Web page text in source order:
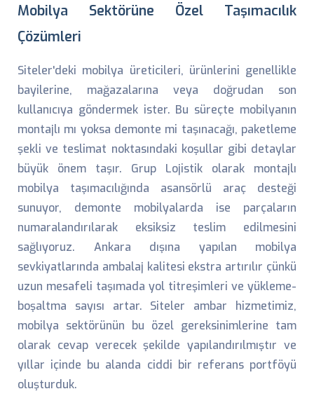
Mobilya Sektörüne Özel Taşımacılık
Çözümleri
Siteler'deki mobilya üreticileri, ürünlerini genellikle
bayilerine, mağazalarına veya doğrudan son
kullanıcıya göndermek ister. Bu süreçte mobilyanın
montajlı mı yoksa demonte mi taşınacağı, paketleme
şekli ve teslimat noktasındaki koşullar gibi detaylar
büyük önem taşır. Grup Lojistik olarak montajlı
mobilya taşımacılığında asansörlü araç desteği
sunuyor, demonte mobilyalarda ise parçaların
numaralandırılarak eksiksiz teslim edilmesini
sağlıyoruz. Ankara dışına yapılan mobilya
sevkiyatlarında ambalaj kalitesi ekstra artırılır çünkü
uzun mesafeli taşımada yol titreşimleri ve yükleme-
boşaltma sayısı artar. Siteler ambar hizmetimiz,
mobilya sektörünün bu özel gereksinimlerine tam
olarak cevap verecek şekilde yapılandırılmıştır ve
yıllar içinde bu alanda ciddi bir referans portföyü
oluşturduk.